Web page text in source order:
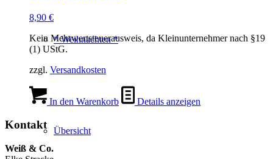
* Weihnachten *
Übersicht
8,90 €
Kein Mehrwertsteuerausweis, da Kleinunternehmer nach §19
(1) UStG.
zzgl. Versandkosten
In den Warenkorb Details anzeigen
Kontakt
Weiß & Co.